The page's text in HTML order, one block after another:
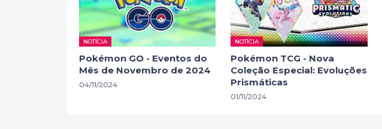
NOTÍCIA
Pokémon GO - Eventos do
Mês de Novembro de 2024
04/11/2024
NOTÍCIA
Pokémon TCG - Nova
Coleção Especial: Evoluções
Prismáticas
01/11/2024